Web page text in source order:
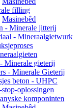
filling
Masinebêd
- Minerale jitterij
- Mineraalgietwurk
Minerale gieterij
- Minerale Gieterij
beton - UHPC
oplossingen
komponinten